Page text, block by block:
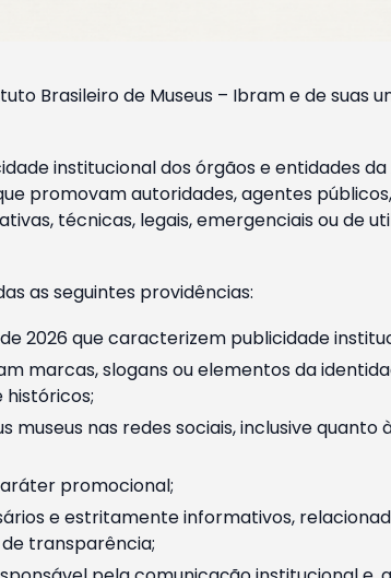
Brasileiro de Museus – Ibram e de suas
institucional dos órgãos e entidades
promovam autoridades, agentes
técnicas, legais, emergenciais ou de
as seguintes providências:
2026 que caracterizem publicidade
marcas, slogans ou elementos da
nas redes sociais, inclusive quanto
promocional;
e estritamente informativos,
transparência;